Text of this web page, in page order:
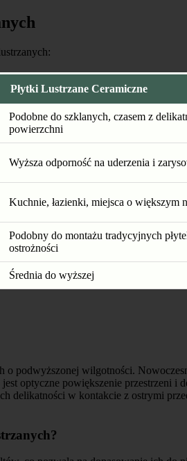
Płytki Lustrzane Ceramiczne
Podobne do szklanych, czasem z
powierzchni
Wyższa odporność na uderzenia i
Kuchnie, łazienki, miejsca o większym
Podobny do montażu tradycyjnych
ostrożności
Średnia do wyższej
o podwyższonej wilgotności.
optyczne powiększenie przestrzeni
delikatności w kontakcie z ostrymi